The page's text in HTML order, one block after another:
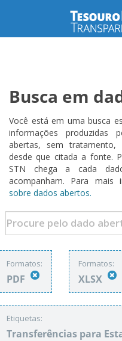
Busca em
Você está em uma busca
informações produzidas
abertas, sem
desde que citada a fonte.
STN chega a cada
acompanham. Para mais
sobre dados abertos.
Formatos:
PDF
Formatos:
XLSX
Etiquetas:
Transferências para